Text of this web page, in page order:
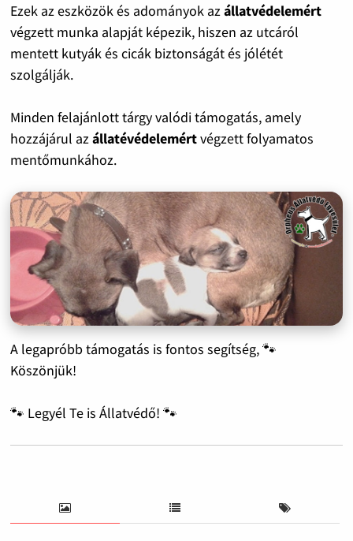
Ezek az eszközök és adományok azállatvédelemért
végzett munka alapját képezik, hiszen az utcáról
mentett kutyák és cicák biztonságát és jólétét
szolgálják.
Minden felajánlott tárgy valódi támogatás, amely
hozzájárul azállatévédelemértvégzett folyamatos
mentőmunkához.
A legapróbb támogatás is fontos segítség, 🐾
Köszönjük!
🐾 Legyél Te is Állatvédő! 🐾